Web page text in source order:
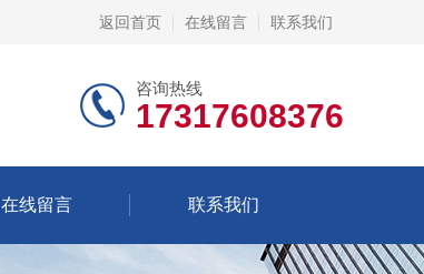
返回首页 在线留言 联系我们
咨询热线
17317608376
在线留言 联系我们